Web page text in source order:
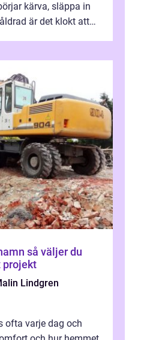
kärva, släppa in
är det klokt att
du
projekt
Lindgren
ofta varje dag och